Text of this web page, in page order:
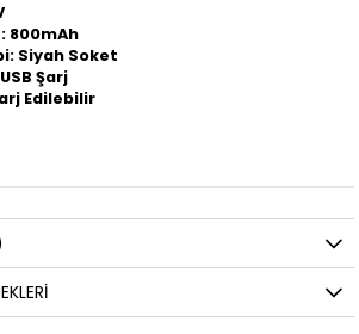
800mAh
Siyah Soket
Şarj
Edilebilir